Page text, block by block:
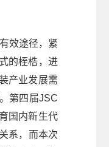
效途径，紧
的桎梏，进
产业发展需
第四届JSC
国内新生代
系，而本次